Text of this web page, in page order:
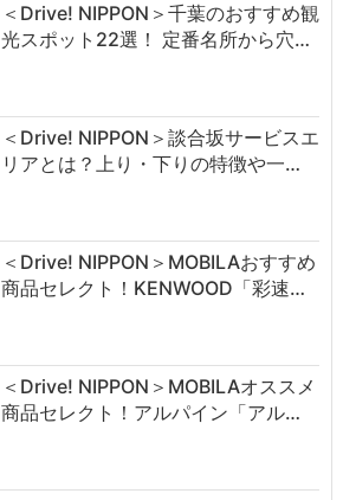
＜Drive! NIPPON＞千葉のおすすめ観
光スポット22選！ 定番名所から穴…
＜Drive! NIPPON＞談合坂サービスエ
リアとは？上り・下りの特徴や一…
＜Drive! NIPPON＞MOBILAおすすめ
商品セレクト！KENWOOD「彩速…
＜Drive! NIPPON＞MOBILAオススメ
商品セレクト！アルパイン「アル…